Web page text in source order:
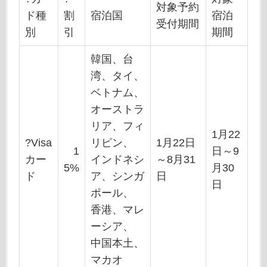
ド種
別
割
引
宿泊国
対象予約
受付期間
宿泊
期間
?Visa
カー
ド
1
5%
韓国、台
湾、タイ、
ベトナム、
オーストラ
リア、フィ
リピン、
インドネシ
ア、シンガ
ポール、
香港、マレ
ーシア、
中国本土、
マカオ
1月22日
～8月31
日
1月22
日～9
月30
日